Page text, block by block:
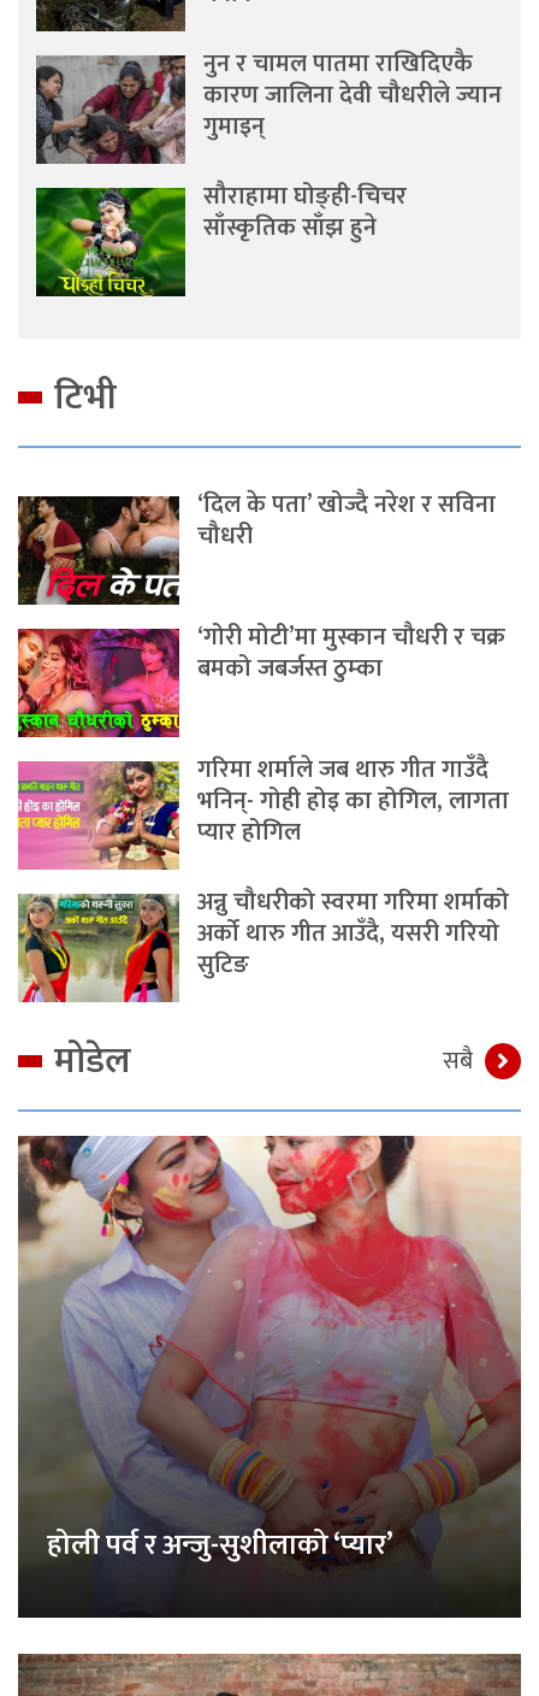
नुन र चामल पातमा राखिदिएकै
कारण जालिना देवी चौधरीले ज्यान
गुमाइन्
सौराहामा घोङ्ही-चिचर
साँस्कृतिक साँझ हुने
टिभी
‘दिल के पता’ खोज्दै नरेश र सविना
चौधरी
‘गोरी मोटी’मा मुस्कान चौधरी र चक्र
बमको जबर्जस्त ठुम्का
गरिमा शर्माले जब थारु गीत गाउँदै
भनिन्- गोही होइ का होगिल, लागता
प्यार होगिल
अन्नु चौधरीको स्वरमा गरिमा शर्माको
अर्को थारु गीत आउँदै, यसरी गरियो
सुटिङ
मोडेल सबै
होली पर्व र अन्जु-सुशीलाको ‘प्यार’